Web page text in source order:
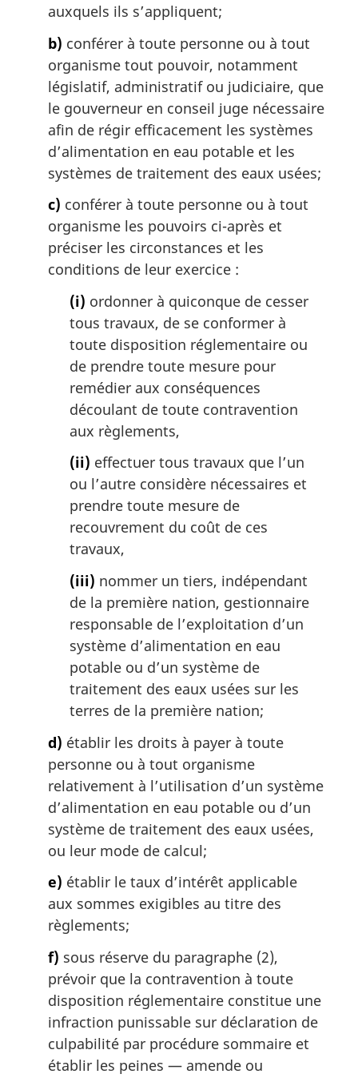
auxquels ils s’appliquent;
b) conférer à toute personne ou à tout
organisme tout pouvoir, notamment
législatif, administratif ou judiciaire, que
le gouverneur en conseil juge nécessaire
afin de régir efficacement les systèmes
d’alimentation en eau potable et les
systèmes de traitement des eaux usées;
c) conférer à toute personne ou à tout
organisme les pouvoirs ci-après et
préciser les circonstances et les
conditions de leur exercice :
(i) ordonner à quiconque de cesser
tous travaux, de se conformer à
toute disposition réglementaire ou
de prendre toute mesure pour
remédier aux conséquences
découlant de toute contravention
aux règlements,
(ii) effectuer tous travaux que l’un
ou l’autre considère nécessaires et
prendre toute mesure de
recouvrement du coût de ces
travaux,
(iii) nommer un tiers, indépendant
de la première nation, gestionnaire
responsable de l’exploitation d’un
système d’alimentation en eau
potable ou d’un système de
traitement des eaux usées sur les
terres de la première nation;
d) établir les droits à payer à toute
personne ou à tout organisme
relativement à l’utilisation d’un système
d’alimentation en eau potable ou d’un
système de traitement des eaux usées,
ou leur mode de calcul;
e) établir le taux d’intérêt applicable
aux sommes exigibles au titre des
règlements;
f) sous réserve du paragraphe (2),
prévoir que la contravention à toute
disposition réglementaire constitue une
infraction punissable sur déclaration de
culpabilité par procédure sommaire et
établir les peines — amende ou